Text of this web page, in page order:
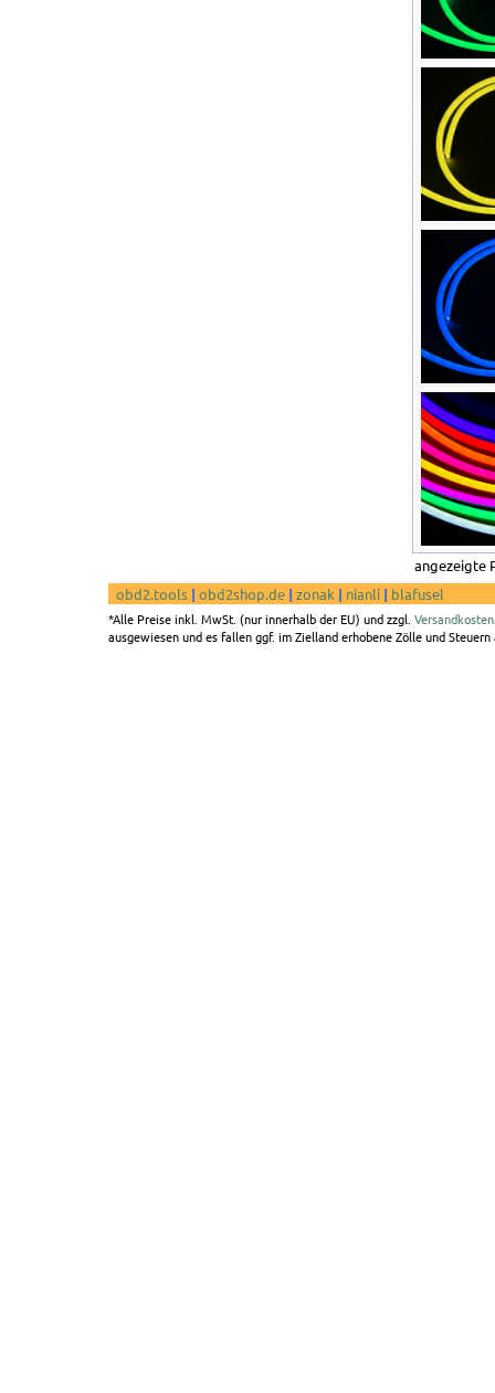
angezeigte
obd2.tools | obd2shop.de | zonak | nianli | blafusel
*Alle Preise inkl. MwSt. (nur innerhalb der EU) und zzgl. Versandkosten
ausgewiesen und es fallen ggf. im Zielland erhobene Zölle und